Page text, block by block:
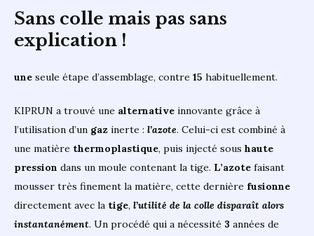
Sans colle mais pas sans
explication !
une seule étape d’assemblage, contre 15 habituellement.
KIPRUN a trouvé une alternative innovante grâce à
l’utilisation d’un gaz inerte : l’azote. Celui-ci est combiné à
une matière thermoplastique, puis injecté sous haute
pression dans un moule contenant la tige. L’azote faisant
mousser très finement la matière, cette dernière fusionne
directement avec la tige, l’utilité de la colle disparaît alors
instantanément. Un procédé qui a nécessité 3 années de